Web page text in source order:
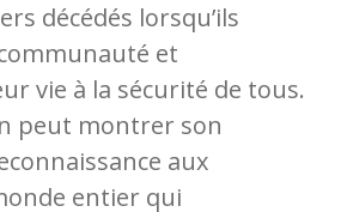
décédés lorsqu’ils
et
vie à la sécurité de tous.
peut montrer son
aux
entier qui